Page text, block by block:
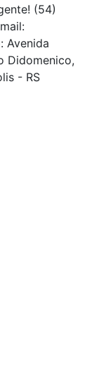
(54)
Avenida
Didomenico,
- RS